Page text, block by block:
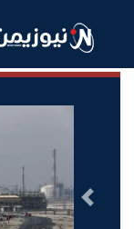
السابق